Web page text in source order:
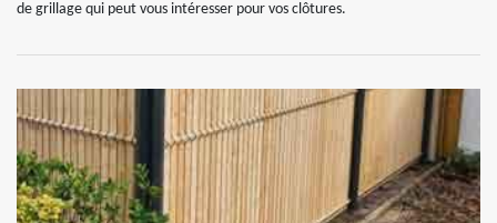
de grillage qui peut vous intéresser pour vos clôtures.